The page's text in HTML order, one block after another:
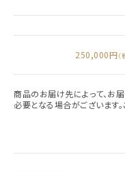
250,000円（
商品のお届け先によって、お
必要となる場合がございます